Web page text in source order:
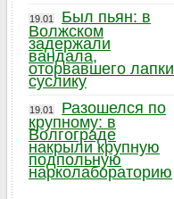
19.01
Был пьян: в
Волжском
задержали
вандала,
оторвавшего лапки
суслику
19.01
Разошелся по
крупному: в
Волгограде
накрыли крупную
подпольную
нарколабораторию